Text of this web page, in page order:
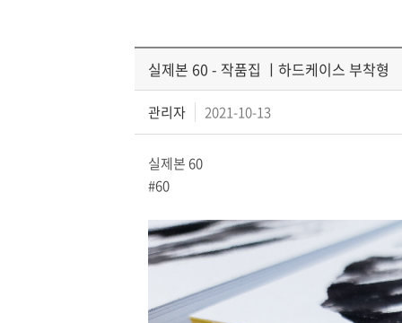
실제본 60 - 작품집 ㅣ하드케이스 부착형
관리자 2021-10-13
실제본 60
#60